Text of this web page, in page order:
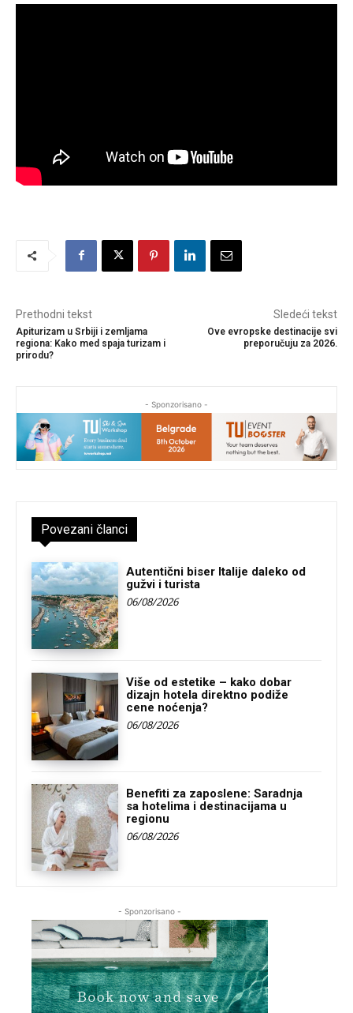
Prethodni tekst
Apiturizam u Srbiji i zemljama
regiona: Kako med spaja turizam i
prirodu?
Sledeći tekst
Ove evropske destinacije svi
preporučuju za 2026.
- Sponzorisano -
Povezani članci
Autentični biser Italije daleko od
gužvi i turista
06/08/2026
Više od estetike – kako dobar
dizajn hotela direktno podiže
cene noćenja?
06/08/2026
Benefiti za zaposlene: Saradnja
sa hotelima i destinacijama u
regionu
06/08/2026
- Sponzorisano -